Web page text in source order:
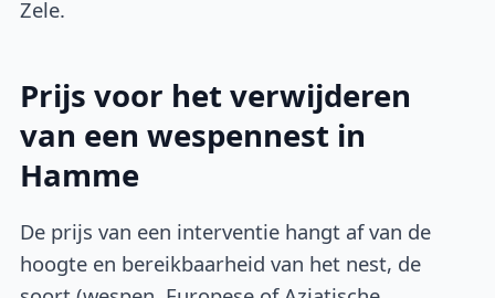
Zele.
Prijs voor het verwijderen
van een wespennest in
Hamme
De prijs van een interventie hangt af van de
hoogte en bereikbaarheid van het nest, de